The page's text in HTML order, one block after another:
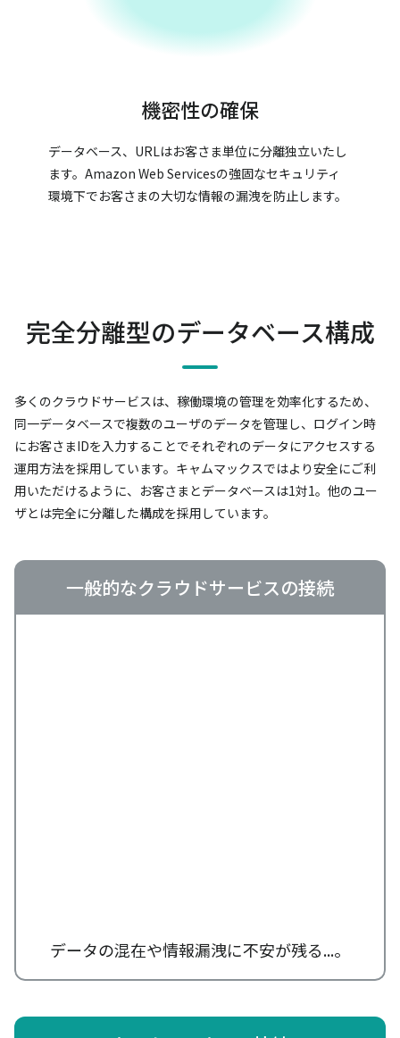
機密性の確保
データベース、URLはお客さま単位に分離独立いたし
ます。Amazon Web Servicesの強固なセキュリティ
環境下でお客さまの大切な情報の漏洩を防止します。
完全分離型のデータベース構成
多くのクラウドサービスは、稼働環境の管理を効率化するため、
同一データベースで複数のユーザのデータを管理し、 ログイン時
にお客さまIDを入力することでそれぞれのデータにアクセスする
運用方法を採用しています。 キャムマックスではより安全にご利
用いただけるように、お客さまとデータベースは1対1。 他のユー
ザとは完全に分離した構成を採用しています。
一般的なクラウドサービスの接続
データの混在や情報漏洩に不安が残る...。